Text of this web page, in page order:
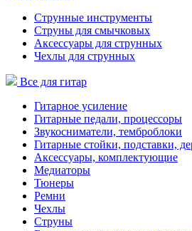
Струнные инструменты
Струны для смычковых
Аксессуары для струнных
Чехлы для струнных
Все для гитар
Гитарное усиление
Гитарные педали, процессоры
Звукосниматели, темброблоки
Гитарные стойки, подставки,
Аксессуары, комплектующие
Медиаторы
Тюнеры
Ремни
Чехлы
Струны